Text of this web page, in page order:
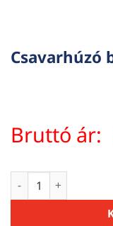
Csavarhúzó
Bruttó ár:
Csavarhúzó